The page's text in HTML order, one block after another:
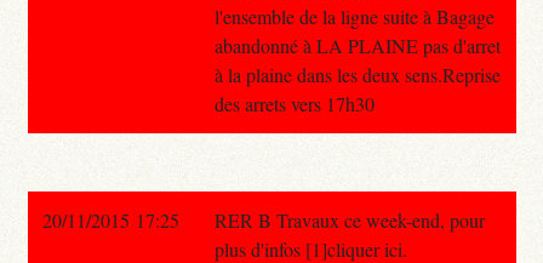
l'ensemble de la ligne suite à Bagage
abandonné à LA PLAINE pas d'arret
à la plaine dans les deux sens.Reprise
des arrets vers 17h30
20/11/2015 17:25
RER B Travaux ce week-end, pour
plus d'infos [1]cliquer ici.